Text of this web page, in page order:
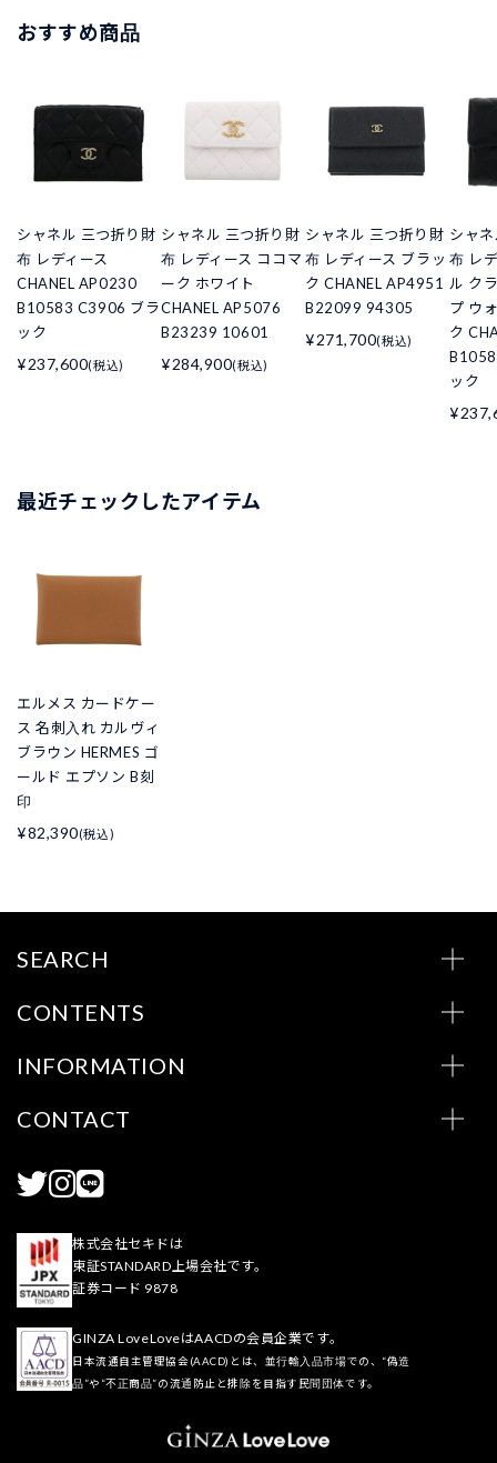
おすすめ商品
シャネル 三つ折り財
布 レディース
CHANEL AP0230
B10583 C3906 ブラ
ック
¥237,600(税込)
シャネル 三つ折り財
布 レディース ココマ
ーク ホワイト
CHANEL AP5076
B23239 10601
¥284,900(税込)
シャネル 三つ折り財
布 レディース ブラッ
ク CHANEL AP4951
B22099 94305
¥271,700(税込)
シャ
布 レ
ル ク
プ ウ
ク
ック
最近チェックしたアイテム
エルメス カードケー
ス 名刺入れ カルヴィ
ブラウン HERMES ゴ
ールド エプソン B刻
印
¥82,390(税込)
SEARCH
CONTENTS
INFORMATION
CONTACT
株式会社セキドは
東証STANDARD上場会社です。
証券コード 9878
GINZA LoveLoveはAACDの会員企業です。
日本流通自主管理協会(AACD)とは、並行輸入品市場での、“偽造
品”や“不正商品”の流通防止と排除を目指す民間団体です。